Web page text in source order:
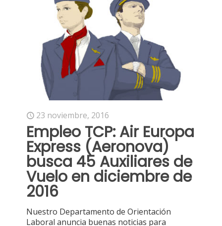
23 noviembre, 2016
Empleo TCP: Air Europa
Express (Aeronova)
busca 45 Auxiliares de
Vuelo en diciembre de
2016
Nuestro Departamento de Orientación
Laboral anuncia buenas noticias para